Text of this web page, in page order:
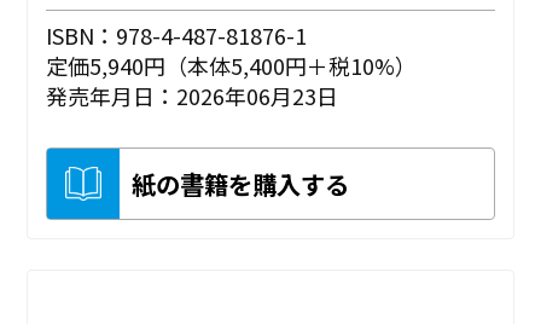
ISBN：978-4-487-81876-1
定価5,940円（本体5,400円＋税10%）
発売年月日：2026年06月23日
紙の書籍を購入する